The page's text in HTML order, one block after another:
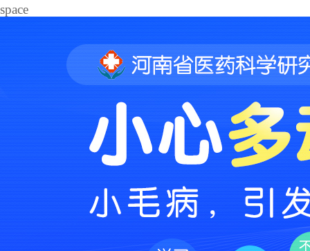
space